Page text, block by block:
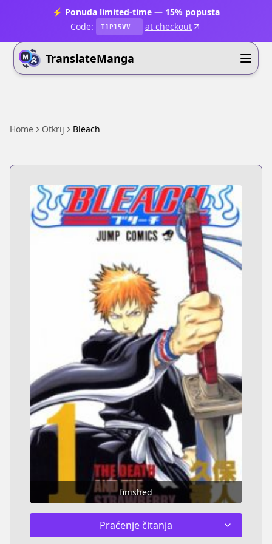
⚡ Ponuda limited-time — 15% popusta
Code:
T1P15VV at checkout
TranslateManga
Home Otkrij Bleach
finished
Praćenje čitanja